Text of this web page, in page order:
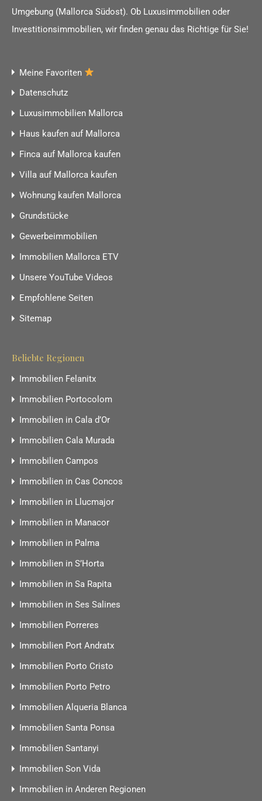
Umgebung (Mallorca Südost). Ob Luxusimmobilien oder
Investitionsimmobilien, wir finden genau das Richtige für Sie!
Meine Favoriten
Datenschutz
Luxusimmobilien Mallorca
Haus kaufen auf Mallorca
Finca auf Mallorca kaufen
Villa auf Mallorca kaufen
Wohnung kaufen Mallorca
Grundstücke
Gewerbeimmobilien
Immobilien Mallorca ETV
Unsere YouTube Videos
Empfohlene Seiten
Sitemap
Beliebte Regionen
Immobilien Felanitx
Immobilien Portocolom
Immobilien in Cala d’Or
Immobilien Cala Murada
Immobilien Campos
Immobilien in Cas Concos
Immobilien in Llucmajor
Immobilien in Manacor
Immobilien in Palma
Immobilien in S’Horta
Immobilien in Sa Rapita
Immobilien in Ses Salines
Immobilien Porreres
Immobilien Port Andratx
Immobilien Porto Cristo
Immobilien Porto Petro
Immobilien Alqueria Blanca
Immobilien Santa Ponsa
Immobilien Santanyi
Immobilien Son Vida
Immobilien in Anderen Regionen